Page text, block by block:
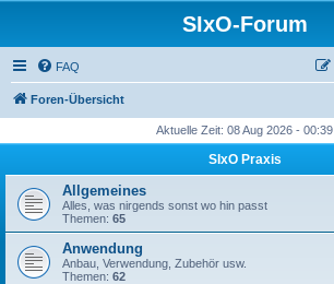
SIxO-Forum
FAQ
Foren-Übersicht
Aktuelle Zeit: 08 Aug 2026 - 00:39
SIxO Praxis
Allgemeines
Alles, was nirgends sonst wo hin passt
Themen: 65
Anwendung
Anbau, Verwendung, Zubehör usw.
Themen: 62